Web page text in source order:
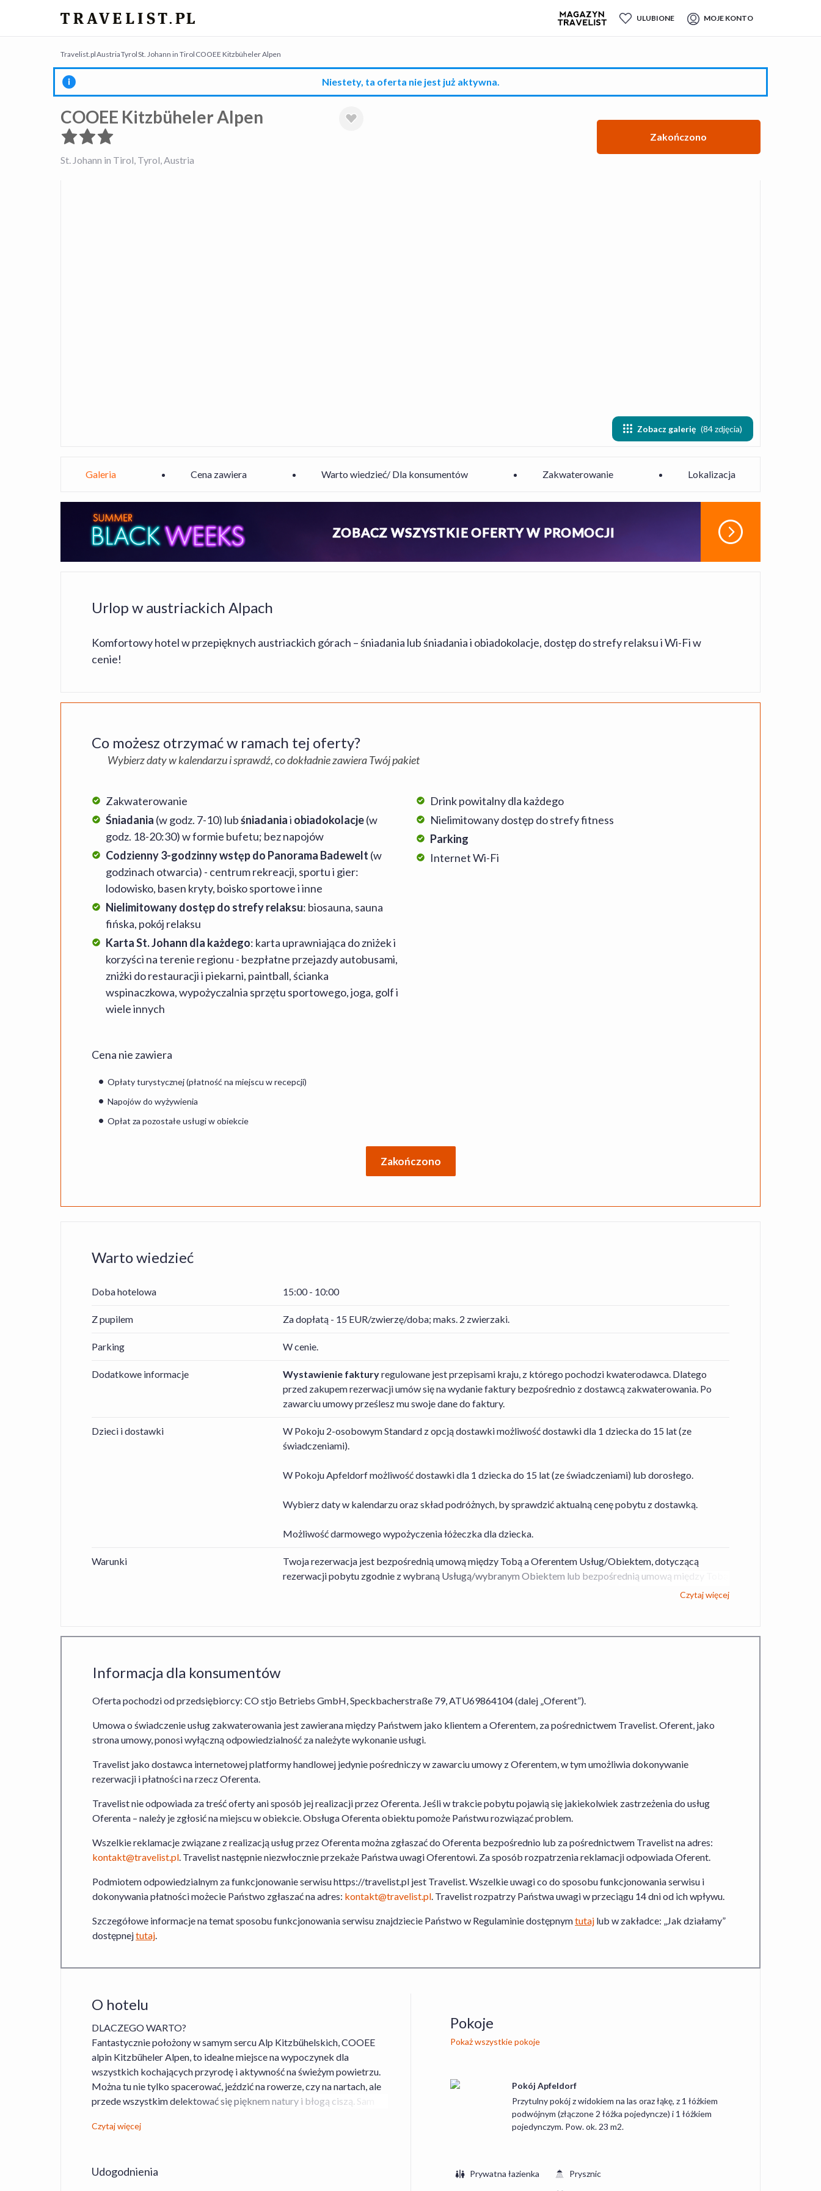
ULUBIONE MOJE KONTO
Travelist.plAustriaTyrolSt. Johann in Tirol COOEE Kitzbüheler Alpen
Niestety, ta oferta nie jest już aktywna.
COOEE Kitzbüheler Alpen
St. Johann in Tirol, Tyrol, Austria
Zakończono
Zobacz galerię (84 zdjęcia)
Galeria Cena zawiera Warto wiedzieć/ Dla konsumentów Zakwaterowanie Lokalizacja
ZOBACZ WSZYSTKIE OFERTY W PROMOCJI
Urlop w austriackich Alpach
Komfortowy hotel w przepięknych austriackich górach – śniadania lub śniadania i obiadokolacje, dostęp do strefy relaksu i Wi-Fi w
cenie!
Co możesz otrzymać w ramach tej oferty?
Wybierz daty w kalendarzu i sprawdź, co dokładnie zawiera Twój pakiet
Zakwaterowanie
Śniadania (w godz. 7-10) lubśniadaniai obiadokolacje(w
godz. 18-20:30) w formie bufetu; bez napojów
Codzienny 3-godzinny wstęp do Panorama Badewelt (w
godzinach otwarcia) - centrum rekreacji, sportu i gier:
lodowisko, basen kryty, boisko sportowe i inne
Nielimitowany dostęp do strefy relaksu: biosauna, sauna
fińska, pokój relaksu
Karta St. Johann dla każdego: karta uprawniająca do zniżek i
korzyści na terenie regionu - bezpłatne przejazdy autobusami,
zniżki do restauracji i piekarni, paintball, ścianka
wspinaczkowa, wypożyczalnia sprzętu sportowego, joga, golf i
wiele innych
Drink powitalny dla każdego
Nielimitowany dostęp do strefy fitness
Parking
Internet Wi-Fi
Cena nie zawiera
Opłaty turystycznej (płatność na miejscu w recepcji)
Napojów do wyżywienia
Opłat za pozostałe usługi w obiekcie
Zakończono
Warto wiedzieć
Doba hotelowa 15:00 - 10:00
Z pupilem Za dopłatą - 15 EUR/zwierzę/doba; maks. 2 zwierzaki.
Parking W cenie.
Dodatkowe informacje Wystawienie fakturyregulowane jest przepisami kraju, z którego pochodzi kwaterodawca. Dlatego
przed zakupem rezerwacji umów się na wydanie faktury bezpośrednio z dostawcą zakwaterowania. Po
zawarciu umowy prześlesz mu swoje dane do faktury.
Dzieci i dostawki
W Pokoju 2-osobowym Standard z opcją dostawki możliwość dostawki dla 1 dziecka do 15 lat (ze
świadczeniami).
W Pokoju Apfeldorf możliwość dostawki dla 1 dziecka do 15 lat (ze świadczeniami) lub dorosłego.
Wybierz daty w kalendarzu oraz skład podróżnych, by sprawdzić aktualną cenę pobytu z dostawką.
Możliwość darmowego wypożyczenia łóżeczka dla dziecka.
Warunki
Twoja rezerwacja jest bezpośrednią umową między Tobą a Oferentem Usług/Obiektem, dotyczącą
rezerwacji pobytu zgodnie z wybraną Usługą/wybranym Obiektem lub bezpośrednią umową między Tobą
a Organizatorem turystyki, dotyczącą rezerwacji Usługi Hotel+Lot. Stroną odpowiedzialną za prawidłowe
odniesieniu do rezerwacji usług Oferenta obowiązujeRegulamin Serwisu Travelist,Regulamin Środków i
agent Organizatora Turystyki.
Transport nie jest wliczony w cenę.
Travelist Sp. z o.o. z siedzibą pod adresem al. Armii Ludowej 26, 00-609 Warszawa wpisana do Rejestru
zakładowy: 49500PLN
Czytaj więcej
Informacja dla konsumentów
Oferta pochodzi od przedsiębiorcy: CO stjo Betriebs GmbH, Speckbacherstraße 79, ATU69864104 (dalej „Oferent”).
Umowa o świadczenie usług zakwaterowania jest zawierana między Państwem jako klientem a Oferentem, za pośrednictwem Travelist. Oferent, jako
strona umowy, ponosi wyłączną odpowiedzialność za należyte wykonanie usługi.
Travelist jako dostawca internetowej platformy handlowej jedynie pośredniczy w zawarciu umowy z Oferentem, w tym umożliwia dokonywanie
rezerwacji i płatności na rzecz Oferenta.
Travelist nie odpowiada za treść oferty ani sposób jej realizacji przez Oferenta. Jeśli w trakcie pobytu pojawią się jakiekolwiek zastrzeżenia do usług
Oferenta – należy je zgłosić na miejscu w obiekcie. Obsługa Oferenta obiektu pomoże Państwu rozwiązać problem.
Wszelkie reklamacje związane z realizacją usług przez Oferenta można zgłaszać do Oferenta bezpośrednio lub za pośrednictwem Travelist na adres:
kontakt@travelist.pl. Travelist następnie niezwłocznie przekaże Państwa uwagi Oferentowi. Za sposób rozpatrzenia reklamacji odpowiada Oferent.
Podmiotem odpowiedzialnym za funkcjonowanie serwisu https://travelist.pl jest Travelist. Wszelkie uwagi co do sposobu funkcjonowania serwisu i
dokonywania płatności możecie Państwo zgłaszać na adres: kontakt@travelist.pl. Travelist rozpatrzy Państwa uwagi w przeciągu 14 dni od ich wpływu.
Szczegółowe informacje na temat sposobu funkcjonowania serwisu znajdziecie Państwo w Regulaminie dostępnymtutaj lub w zakładce: „Jak działamy”
dostępnejtutaj.
O hotelu
DLACZEGO WARTO?
Fantastycznie położony w samym sercu Alp Kitzbühelskich, COOEE
alpin Kitzbüheler Alpen, to idealne miejsce na wypoczynek dla
wszystkich kochających przyrodę i aktywność na świeżym powietrzu.
Można tu nie tylko spacerować, jeździć na rowerze, czy na nartach, ale
przede wszystkim delektować się pięknem natury i błogą ciszą. Sam
wnętrzach, w których dominuje drewno i naturalne materiały.
ATRAKCJE OBIEKTU
Czytaj więcej
Udogodnienia
Pokoje
Pokaż wszystkie pokoje
Pokój Apfeldorf
Przytulny pokój z widokiem na las oraz łąkę, z 1 łóżkiem
podwójnym (złączone 2 łóżka pojedyncze) i 1 łóżkiem
pojedynczym. Pow. ok. 23 m2.
Prywatna łazienka Prysznic